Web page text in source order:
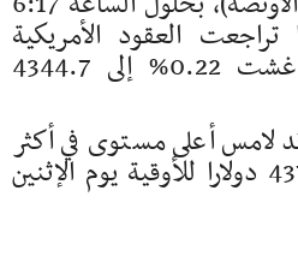
العقود الأمريكية
الآجلة للذهب تسليم غشت 0.22% إلى 4344.7
لامس أعلى مستوى ⁠⁠في أكثر
من أسبوع عند 4370.82 دولارا للأوقية يوم الإثنين